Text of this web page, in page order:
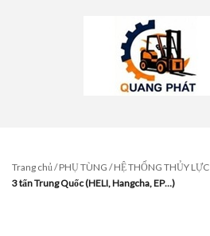
Trang chủ/PHỤ TÙNG /HỆ THỐNG THỦY LỰC
3 tấn Trung Quốc (HELI, Hangcha, EP…)